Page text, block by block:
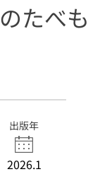
たべも
出版年
2026.1